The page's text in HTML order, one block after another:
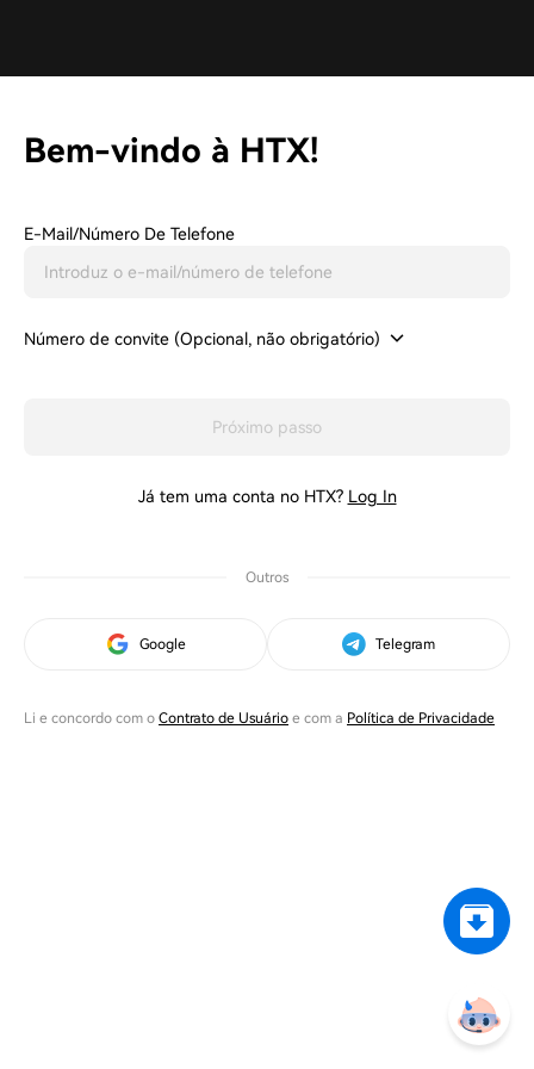
Bem-vindo à HTX!
E-Mail/número De Telefone
Número de convite (Opcional, não obrigatório)
Próximo passo
Já tem uma conta no HTX? Log In
Outros
Google Telegram
Li e concordo com o Contrato de Usuário e com a Política de Privacidade